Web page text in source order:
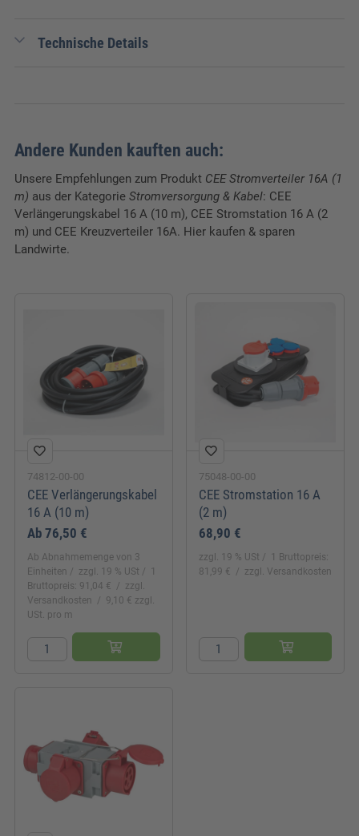
Technische Details
Verpackungseinheit:
Breite: 26 cm
Länge:
Höhe:
Andere Kunden kauften auch:
Unsere Empfehlungen zum Produkt CEE Stromverteiler 16A (1
m) aus der Kategorie Stromversorgung & Kabel: CEE
Verlängerungskabel 16 A (10 m), CEE Stromstation 16 A (2
m) und CEE Kreuzverteiler 16A. Hier kaufen & sparen
Landwirte.
74812-00-00
CEE Verlängerungskabel
16 A (10 m)
Ab 76,50 €
Ab Abnahmemenge von 3
Einheiten
zzgl. 19 % USt
1
Bruttopreis: 91,04 €
zzgl.
Versandkosten
9,10 € zzgl.
USt. pro m
75048-00-00
CEE Stromstation 16 A
(2 m)
68,90 €
zzgl. 19 % USt
1 Bruttopreis:
81,99 €
zzgl. Versandkosten